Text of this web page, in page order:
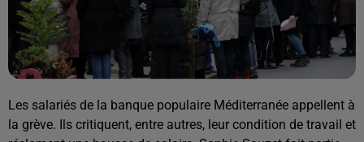
Les salariés de la banque populaire Méditerranée appellent à
la grève. Ils critiquent, entre autres, leur condition de travail et